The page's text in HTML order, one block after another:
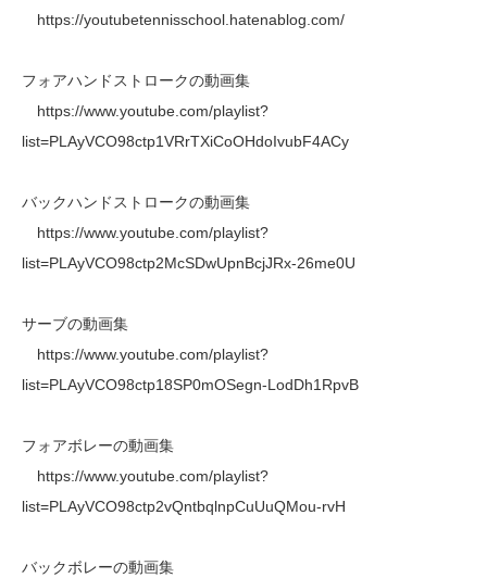
https://youtubetennisschool.hatenablog.com/
フォアハンドストロークの動画集
https://www.youtube.com/playlist?
list=PLAyVCO98ctp1VRrTXiCoOHdoIvubF4ACy
バックハンドストロークの動画集
https://www.youtube.com/playlist?
list=PLAyVCO98ctp2McSDwUpnBcjJRx-26me0U
サーブの動画集
https://www.youtube.com/playlist?
list=PLAyVCO98ctp18SP0mOSegn-LodDh1RpvB
フォアボレーの動画集
https://www.youtube.com/playlist?
list=PLAyVCO98ctp2vQntbqlnpCuUuQMou-rvH
バックボレーの動画集